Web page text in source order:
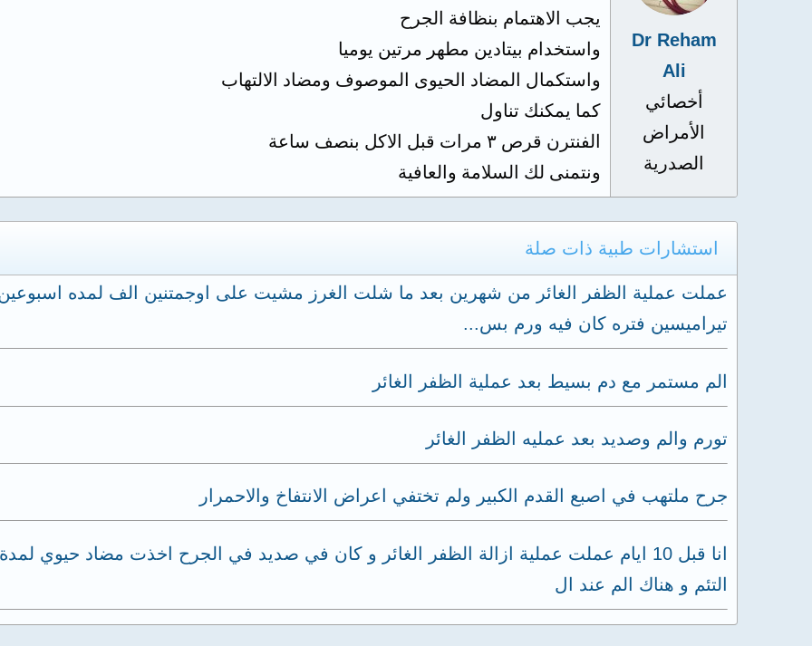
Dr Reham
Ali
أخصائي
الأمراض
الصدرية
يجب الاهتمام بنظافة الجرح
واستخدام بيتادين مطهر مرتين يوميا
واستكمال المضاد الحيوى الموصوف ومضاد الالتهاب
كما يمكنك تناول
الفنترن قرص ٣ مرات قبل الاكل بنصف ساعة
ونتمنى لك السلامة والعافية
استشارات طبية ذات صلة
عملت عملية الظفر الغائر من شهرين بعد ما شلت الغرز مشيت على اوجمتنين الف لمده
تيراميسين فتره كان فيه ورم بس...
الم مستمر مع دم بسيط بعد عملية الظفر الغائر
تورم والم وصديد بعد عمليه الظفر الغائر
جرح ملتهب في اصبع القدم الكبير ولم تختفي اعراض الانتفاخ والاحمرار
التئم و هناك الم عند ال